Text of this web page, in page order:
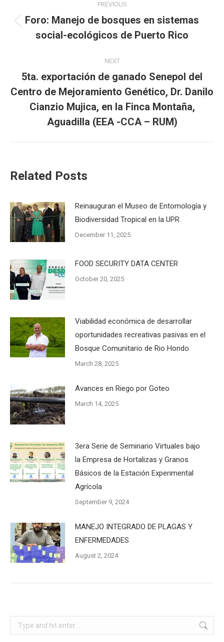
navigation
PREVIOUS
Previous
post:
Foro: Manejo de bosques en sistemas
social-ecológicos de Puerto Rico
NEXT
Next
post:
5ta. exportación de ganado Senepol del
Centro de Mejoramiento Genético, Dr. Danilo
Cianzio Mujica, en la Finca Montaña,
Aguadilla (EEA -CCA – RUM)
Related Posts
Reinauguran el Museo de Entomología y
Biodiversidad Tropical en la UPR
December 11, 2025
FOOD SECURITY DATA CENTER
October 20, 2025
Viabilidad económica de desarrollar
oportunidades recreativas pasivas en el
Bosque Comunitario de Rio Hondo
March 28, 2025
Avances en Riego por Goteo
March 14, 2025
3era Serie de Seminario Virtuales bajo
la Empresa de Hortalizas y Granos
Básicos de la Estación Experimental
Agrícola
September 9, 2024
MANEJO INTEGRADO DE PLAGAS Y
ENFERMEDADES
August 2, 2024
Search: